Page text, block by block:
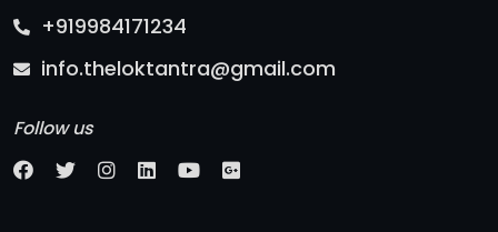
+919984171234
info.theloktantra@gmail.com
Follow us